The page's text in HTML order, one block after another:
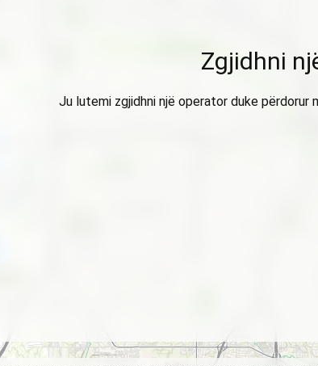
Zgjidhni
Ju lutemi zgjidhni një operator duke